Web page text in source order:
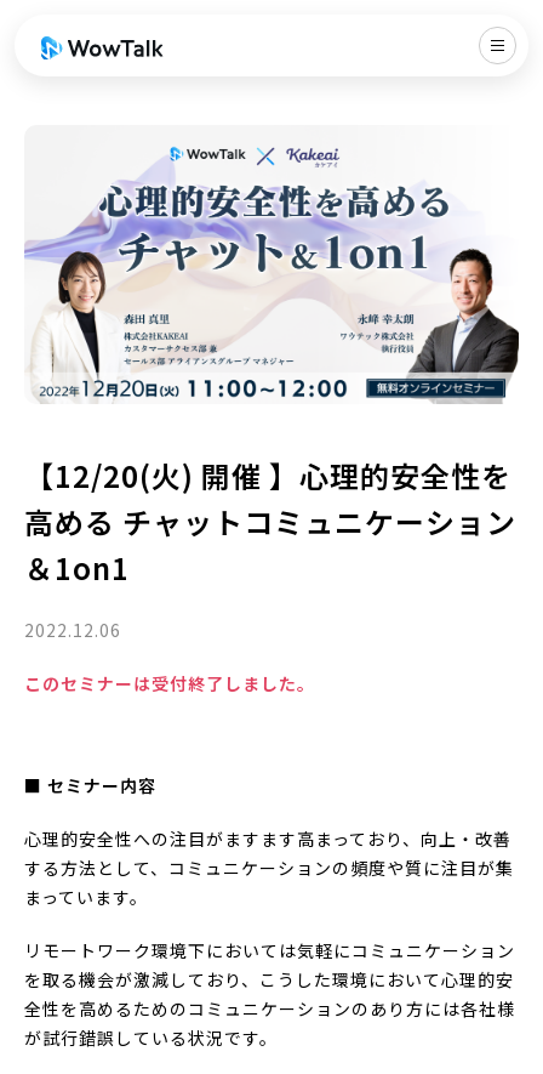
【12/20(火) 開催 】心理的安全性を
高める チャットコミュニケーション
＆1on1
2022.12.06
このセミナーは受付終了しました。
■ セミナー内容
心理的安全性への注目がますます高まっており、向上・改善
する方法として、コミュニケーションの頻度や質に注目が集
まっています。
リモートワーク環境下においては気軽にコミュニケーション
を取る機会が激減しており、こうした環境において心理的安
全性を高めるためのコミュニケーションのあり方には各社様
が試行錯誤している状況です。